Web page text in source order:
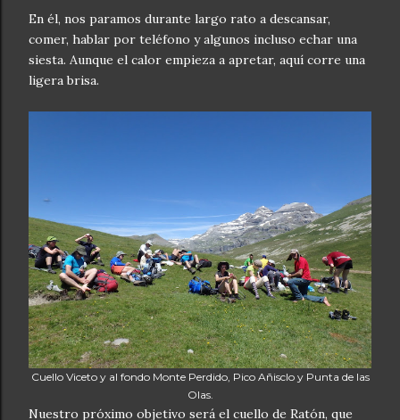
En él, nos paramos durante largo rato a descansar,
comer, hablar por teléfono y algunos incluso echar una
siesta. Aunque el calor empieza a apretar, aquí corre una
ligera brisa.
Cuello Viceto y al fondo Monte Perdido, Pico Añisclo y Punta de las
Olas.
Nuestro próximo objetivo será el cuello de Ratón, que